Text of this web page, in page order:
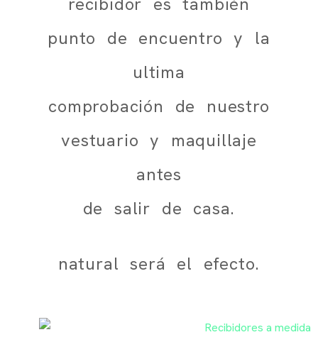
punto de encuentro y la
ultima
comprobación de nuestro
vestuario y maquillaje
antes
de salir de casa.
natural será el efecto.